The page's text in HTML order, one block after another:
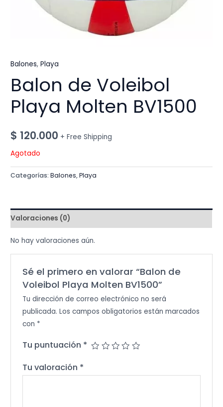
Balones,Playa
Balon de Voleibol
Playa Molten BV1500
$ 120.000 + Free Shipping
Agotado
Categorías:Balones,Playa
Valoraciones (0)
No hay valoraciones aún.
Sé el primero en valorar “Balon de
Voleibol Playa Molten BV1500”
Tu dirección de correo electrónico no será
publicada. Los campos obligatorios están marcados
con *
Tu puntuación *
Tu valoración *